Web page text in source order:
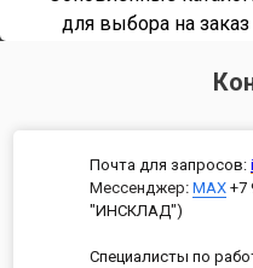
для выбора на заказ
Почта для запросов:
Мессенджер: MAX +7
"ИНСКЛАД")
Специалисты по